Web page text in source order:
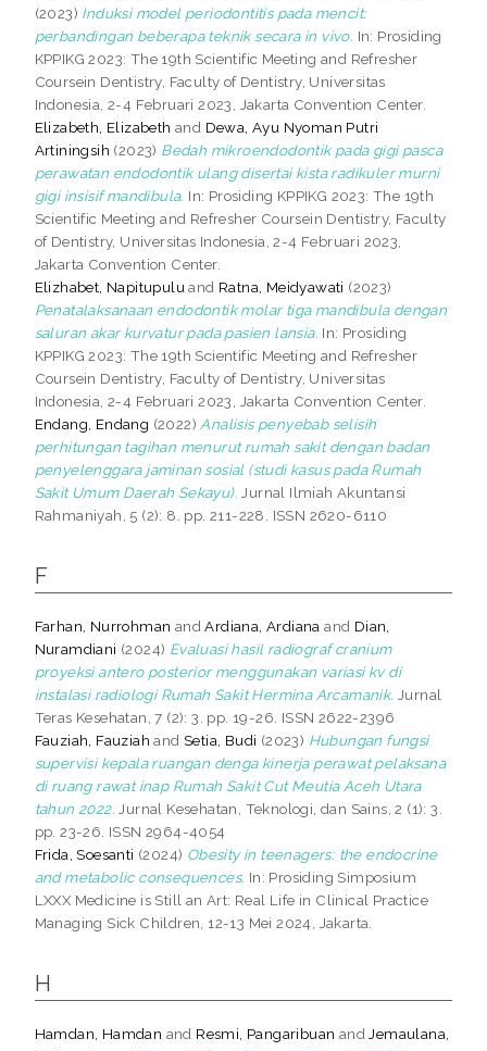
(2023) Induksi model periodontitis pada mencit:
perbandingan beberapa teknik secara in vivo. In: Prosiding
KPPIKG 2023: The 19th Scientific Meeting and Refresher
Coursein Dentistry, Faculty of Dentistry, Universitas
Indonesia, 2-4 Februari 2023, Jakarta Convention Center.
Elizabeth, Elizabeth and Dewa, Ayu Nyoman Putri
Artiningsih (2023) Bedah mikroendodontik pada gigi pasca
perawatan endodontik ulang disertai kista radikuler murni
gigi insisif mandibula. In: Prosiding KPPIKG 2023: The 19th
Scientific Meeting and Refresher Coursein Dentistry, Faculty
of Dentistry, Universitas Indonesia, 2-4 Februari 2023,
Jakarta Convention Center.
Elizhabet, Napitupulu and Ratna, Meidyawati (2023)
Penatalaksanaan endodontik molar tiga mandibula dengan
saluran akar kurvatur pada pasien lansia. In: Prosiding
KPPIKG 2023: The 19th Scientific Meeting and Refresher
Coursein Dentistry, Faculty of Dentistry, Universitas
Indonesia, 2-4 Februari 2023, Jakarta Convention Center.
Endang, Endang (2022) Analisis penyebab selisih
perhitungan tagihan menurut rumah sakit dengan badan
penyelenggara jaminan sosial (studi kasus pada Rumah
Sakit Umum Daerah Sekayu). Jurnal Ilmiah Akuntansi
Rahmaniyah, 5 (2): 8. pp. 211-228. ISSN 2620-6110
F
Farhan, Nurrohman andArdiana, Ardiana and Dian,
Nuramdiani (2024) Evaluasi hasil radiograf cranium
proyeksi antero posterior menggunakan variasi kv di
instalasi radiologi Rumah Sakit Hermina Arcamanik. Jurnal
Teras Kesehatan, 7 (2): 3. pp. 19-26. ISSN 2622-2396
Fauziah, Fauziah andSetia, Budi (2023) Hubungan fungsi
supervisi kepala ruangan denga kinerja perawat pelaksana
di ruang rawat inap Rumah Sakit Cut Meutia Aceh Utara
tahun 2022. Jurnal Kesehatan, Teknologi, dan Sains, 2 (1): 3.
pp. 23-26. ISSN 2964-4054
Frida, Soesanti (2024) Obesity in teenagers: the endocrine
and metabolic consequences. In: Prosiding Simposium
LXXX Medicine is Still an Art: Real Life in Clinical Practice
Managing Sick Children, 12-13 Mei 2024, Jakarta.
H
Hamdan, Hamdan and Resmi, Pangaribuan andJemaulana,